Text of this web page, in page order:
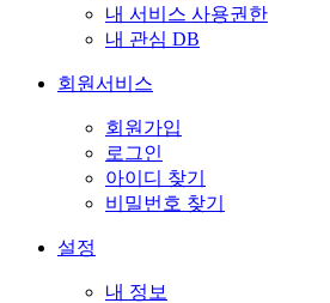
내 서비스 사용권한
내 관심 DB
회원서비스
회원가입
로그인
아이디 찾기
비밀번호 찾기
설정
내 정보